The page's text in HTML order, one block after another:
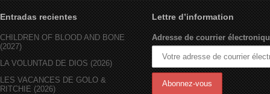
Entradas recientes
CHILDREN OF BLOOD AND BONE
(2027)
LA VOLUNTAD DE DIOS (2026)
LES VACANCES DE GOLO &
RITCHIE (2026)
Lettre d’information
Adresse de courrier